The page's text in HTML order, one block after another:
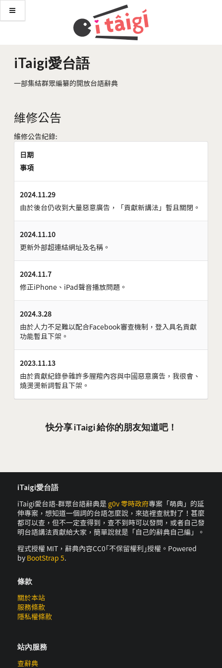
iTaigi愛台語
一部集結群眾編纂的開放台語辭典
維修公告
維修公告紀錄:
日期
事項
2024.11.29
由於後台仍收到大量惡意廣告，「貢獻新講法」暫且關閉。
2024.11.10
更新外部超連結網址及名稱。
2024.11.7
修正iPhone、iPad聲音播放問題。
2024.3.28
由於人力不足難以配合Facebook審查機制，登入具名貢獻
功能暫且下架。
2023.11.13
由於貢獻紀錄參雜許多腥羶內容與中國惡意廣告，我很會、
燒燙燙新詞暫且下架。
快分享 iTaigi 給你的朋友知道吧！
iTaigi愛台語
iTaigi愛台語-群眾台語辭典是 g0v 零時政府專案「萌典」的延
伸專案，想知道一個詞的台語怎麼說，來這裡查就對了！甚麼
都可以查，但不一定查得到，查不到時可以發問，或者自己發
明台語講法貢獻給大家，簡單說就是「自己的辭典自己編」。
程式授權 MIT，辭典內容CC0｢不保留權利｣授權。Powered
by BootStrap 5.
條款
關於本站
服務條款
隱私權條款
站內服務
查辭典